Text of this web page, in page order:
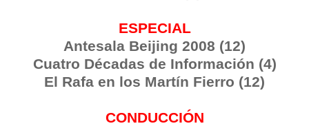
ESPECIAL
Antesala Beijing 2008 (12)
Cuatro Décadas de Información (4)
El Rafa en los Martín Fierro (12)
CONDUCCIÓN